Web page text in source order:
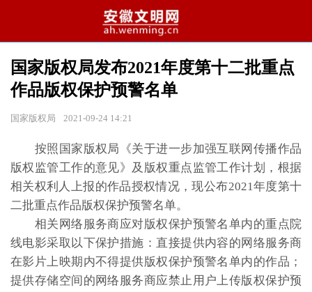
国家版权局发布2021年度第十二批重点
作品版权保护预警名单
国家版权局 2021-09-24 14:21
按照国家版权局《关于进一步加强互联网传播作品
版权监管工作的意见》及版权重点监管工作计划，根据
相关权利人上报的作品授权情况，现公布2021年度第十
二批重点作品版权保护预警名单。
相关网络服务商应对版权保护预警名单内的重点院
线电影采取以下保护措施：直接提供内容的网络服务商
在影片上映期内不得提供版权保护预警名单内的作品；
提供存储空间的网络服务商应禁止用户上传版权保护预